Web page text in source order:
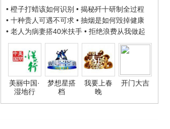
• 橙子打蜡该如何识别 • 揭秘歼十研制全过程
• 十种贵人可遇不可求 • 抽烟是如何毁掉健康
• 老人为病妻搭40米扶手 • 拒绝浪费从我做起
美丽中国·
湿地行
梦想星搭
档
我要上春
晚
开门大吉